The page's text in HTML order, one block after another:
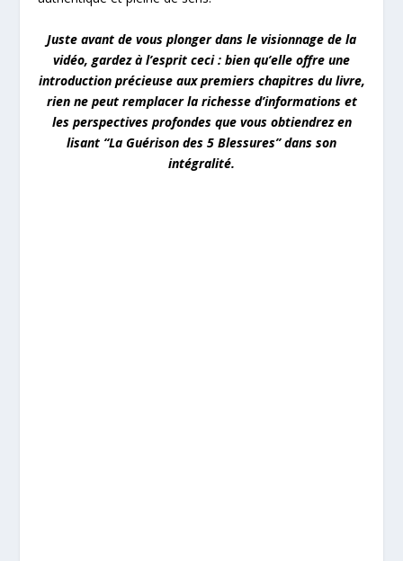
Juste avant de vous plonger dans le visionnage de la
vidéo, gardez à l’esprit ceci : bien qu’elle offre une
introduction précieuse aux premiers chapitres du livre,
rien ne peut remplacer la richesse d’informations et
les perspectives profondes que vous obtiendrez en
lisant “La Guérison des 5 Blessures” dans son
intégralité.